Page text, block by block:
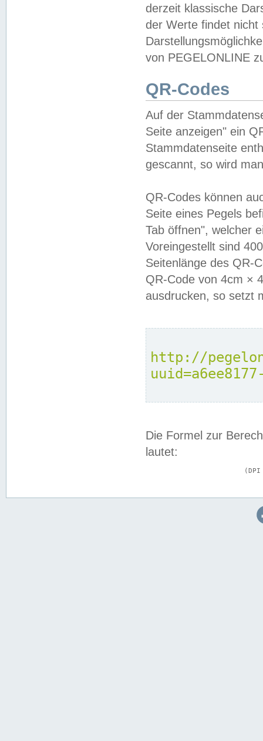
derzeit klassische
der Werte findet
von PEGELONLINE
QR-Codes
Auf der
Seite anzeigen" ein
Stammdatenseite
gescannt, so wird
QR-Codes können
Seite eines Pegels
Tab öffnen", welcher
Voreingestellt sind
Seitenlänge des QR-
QR-Code von 4cm ×
ausdrucken, so setzt
http://
Die Formel zur
lautet: